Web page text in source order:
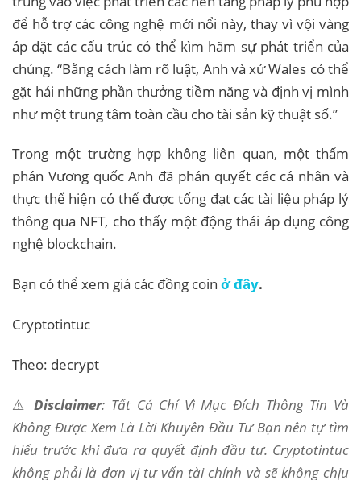
để hỗ trợ các công nghệ mới nổi này, thay vì vội vàng
áp đặt các cấu trúc có thể kìm hãm sự phát triển của
chúng. “Bằng cách làm rõ luật, Anh và xứ Wales có thể
gặt hái những phần thưởng tiềm năng và định vị mình
như một trung tâm toàn cầu cho tài sản kỹ thuật số.”
Trong một trường hợp không liên quan, một thẩm
phán Vương quốc Anh đã phán quyết các cá nhân và
thực thể hiện có thể được tống đạt các tài liệu pháp lý
thông qua NFT, cho thấy một động thái áp dụng công
nghệ blockchain.
Bạn có thể xem giá các đồng coin ở đây.
Cryptotintuc
Theo: decrypt
⚠️Disclaimer: Tất Cả Chỉ Vì Mục Đích Thông Tin Và
Không Được Xem Là Lời Khuyên Đầu Tư Bạn nên tự tìm
hiểu trước khi đưa ra quyết định đầu tư. Cryptotintuc
không phải là đơn vị tư vấn tài chính và sẽ không chịu